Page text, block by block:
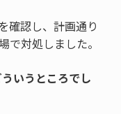
確認し、計画通り
で対処しました。
いうところでし